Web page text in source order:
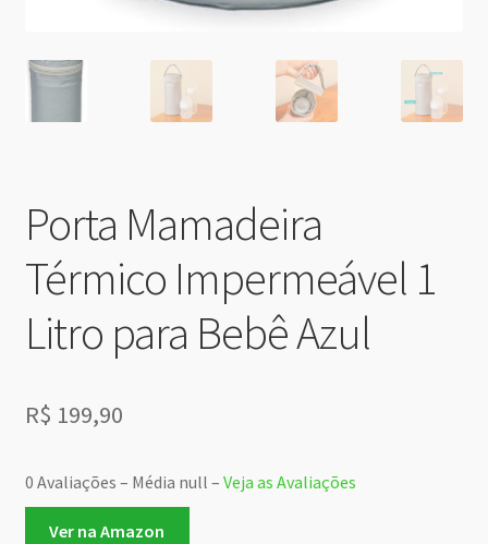
Porta Mamadeira
Térmico Impermeável 1
Litro para Bebê Azul
R$ 199,90
0 Avaliações – Média null – Veja as Avaliações
Ver na Amazon